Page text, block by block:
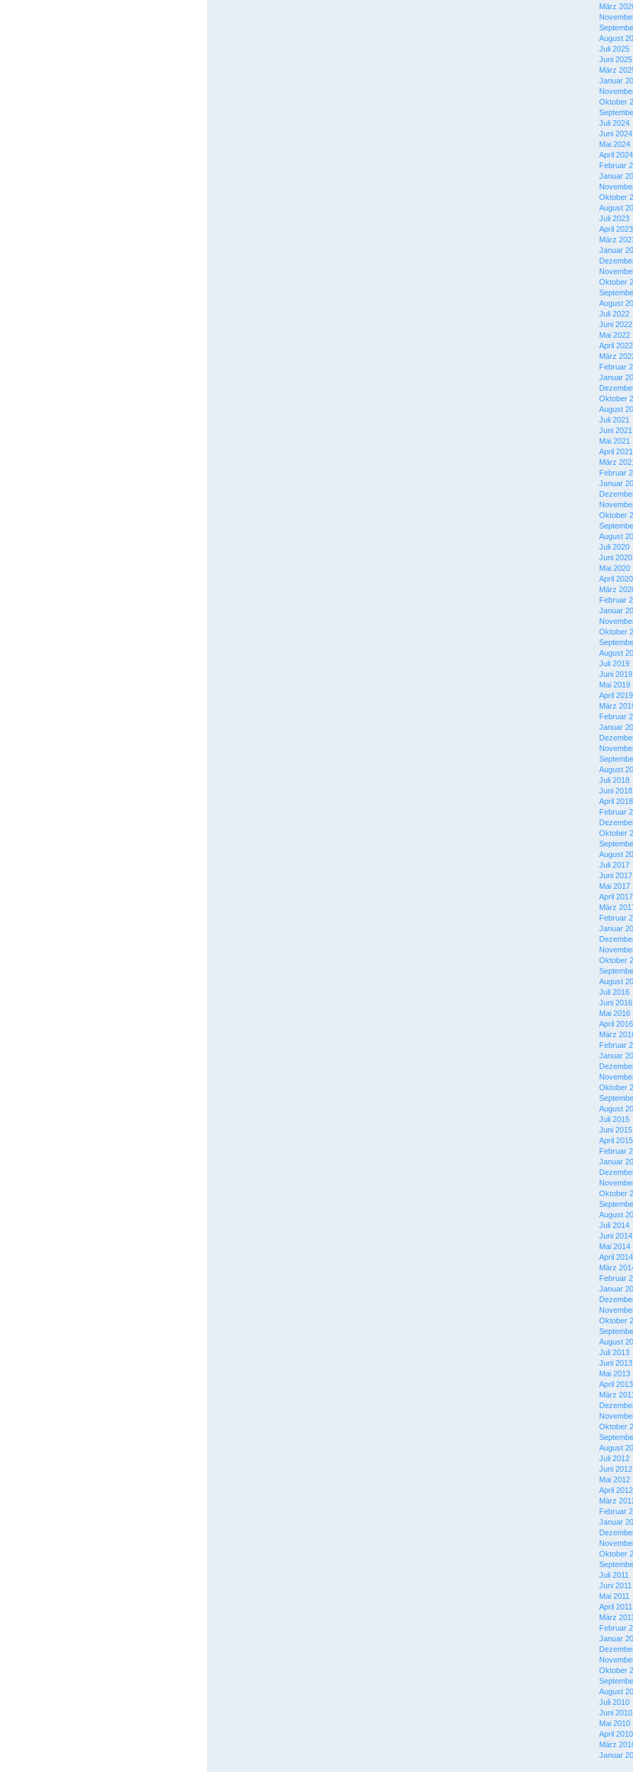
März
August
Juli 2025
Juni 2025
März
Januar
Oktober
Juli 2024
Juni 2024
Mai 2024
April 2024
Februar
Januar
Oktober
August
Juli 2023
April 2023
März
Januar
Oktober
August
Juli 2022
Juni 2022
Mai 2022
April 2022
März
Februar
Januar
Oktober
August
Juli 2021
Juni 2021
Mai 2021
April 2021
März
Februar
Januar
Oktober
August
Juli 2020
Juni 2020
Mai 2020
April 2020
März
Februar
Januar
Oktober
August
Juli 2019
Juni 2019
Mai 2019
April 2019
März
Februar
Januar
August
Juli 2018
Juni 2018
April 2018
Februar
Oktober
August
Juli 2017
Juni 2017
Mai 2017
April 2017
März
Februar
Januar
Oktober
August
Juli 2016
Juni 2016
Mai 2016
April 2016
März
Februar
Januar
Oktober
August
Juli 2015
Juni 2015
April 2015
Februar
Januar
Oktober
August
Juli 2014
Juni 2014
Mai 2014
April 2014
März
Februar
Januar
Oktober
August
Juli 2013
Juni 2013
Mai 2013
April 2013
März
Oktober
August
Juli 2012
Juni 2012
Mai 2012
April 2012
März
Februar
Januar
Oktober
Juli 2011
Juni 2011
Mai 2011
April 2011
März 2011
Februar
Januar
Oktober
August
Juli 2010
Juni 2010
Mai 2010
April 2010
März
Januar